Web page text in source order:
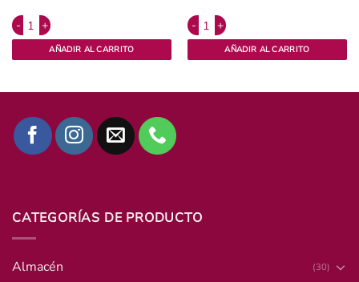
Apio por 300grs Agroecológico cantidad
AÑADIR AL CARRITO
Remolacha sin hojas por 500grs ,
AÑADIR AL CARRITO
cantidad
CATEGORÍAS DE PRODUCTO
Almacén (30)